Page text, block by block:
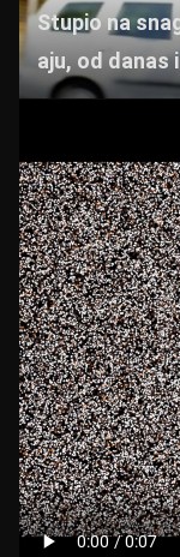
Stupio na
aju, od danas